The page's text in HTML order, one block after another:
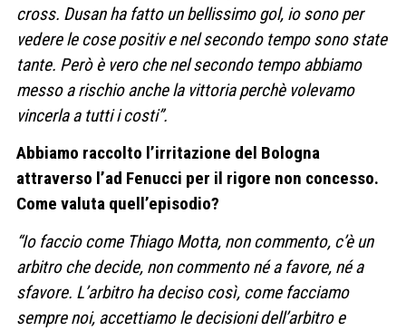
cross. Dusan ha fatto un bellissimo gol, io sono per
vedere le cose positiv e nel secondo tempo sono state
tante. Però è vero che nel secondo tempo abbiamo
messo a rischio anche la vittoria perchè volevamo
vincerla a tutti i costi”.
Abbiamo raccolto l’irritazione del Bologna
attraverso l’ad Fenucci per il rigore non concesso.
Come valuta quell’episodio?
“Io faccio come Thiago Motta, non commento, c’è un
arbitro che decide, non commento né a favore, né a
sfavore. L’arbitro ha deciso così, come facciamo
sempre noi, accettiamo le decisioni dell’arbitro e